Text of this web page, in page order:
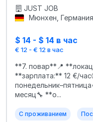
JUST JOB
Мюнхен, Германия
$ 14 - $ 14 в час
€ 12 - € 12 в час
**7. повар**📍
**зарплата:** 12 €/
месяц🔧 **о...
С проживанием